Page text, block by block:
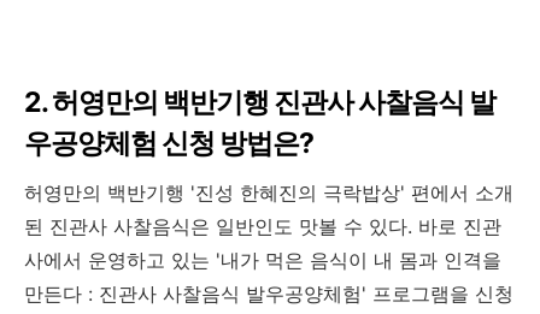
2. 허영만의 백반기행 진관사 사찰음식 발
우공양체험 신청 방법은?
허영만의 백반기행 '진성 한혜진의 극락밥상' 편에서 소개
된 진관사 사찰음식은 일반인도 맛볼 수 있다. 바로 진관
사에서 운영하고 있는 '내가 먹은 음식이 내 몸과 인격을
만든다 : 진관사 사찰음식 발우공양체험' 프로그램을 신청